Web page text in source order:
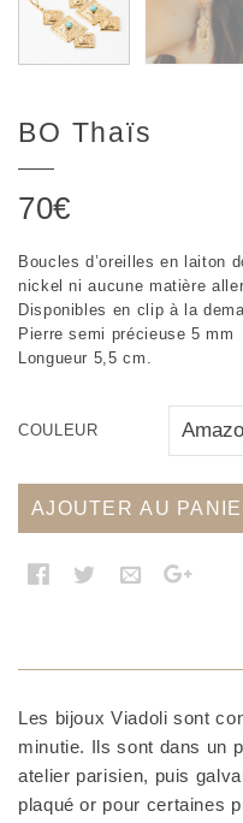
BO Thaïs
70€
Boucles d’oreilles en laiton
nickel ni aucune matière
Disponibles en clip à la
Pierre semi précieuse 5 mm
Longueur 5,5 cm.
COULEUR
AJOUTER AU
Les bijoux Viadoli sont
minutie. Ils sont dans un
atelier parisien, puis
plaqué or pour certaines